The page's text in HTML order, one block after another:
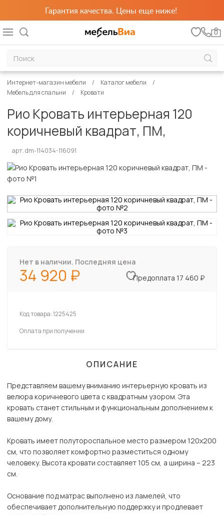
Гарантия качества. Цены еще ниже!
0
Интернет-магазин мебели
Каталог мебели
Мебель для спальни
Кровати
Рио Кровать интерьерная 120
коричневый квадрат, ПМ,
арт. dm-114034-116091
Нет в наличии. Последняя цена
34 920 Предоплата 17 460 ₽
Код товара:1225425
Оплата при получении
ОПИСАНИЕ
Представляем вашему вниманию интерьерную кровать из
велюра коричневого цвета с квадратным узором. Эта
кровать станет стильным и функциональным дополнением к
вашему дому.
Кровать имеет полутороспальное место размером 120х200
см, что позволяет комфортно разместиться одному
человеку. Высота кровати составляет 105 см, а ширина – 223
см.
Основание под матрас выполнено из ламелей, что
обеспечивает дополнительную поддержку и продлевает